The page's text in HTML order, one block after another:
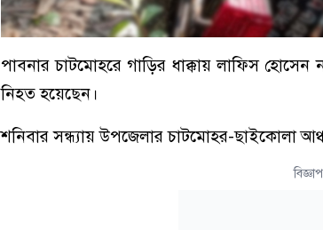
পাবনার চাটমোহরে গাড়ির ধাক্কায় লাফিস
নিহত হয়েছেন।
শনিবার সন্ধ্যায় উপজেলার চাটমোহর-ছাইকোলা